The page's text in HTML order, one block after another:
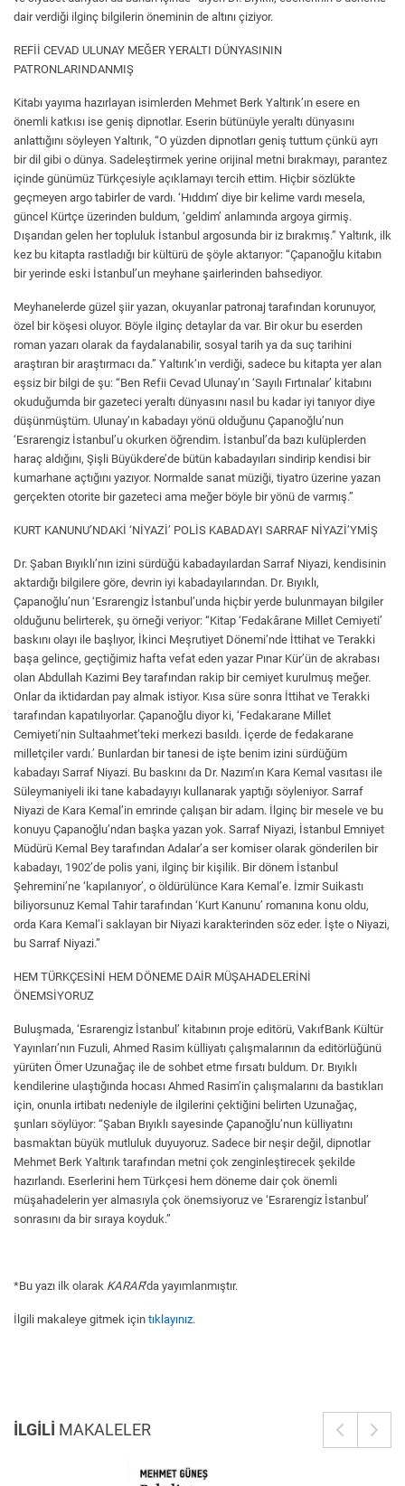
dair verdiği ilginç bilgilerin öneminin de altını çiziyor.
REFİİ CEVAD ULUNAY MEĞER YERALTI DÜNYASININ
PATRONLARINDANMIŞ
Kitabı yayıma hazırlayan isimlerden Mehmet Berk Yaltırık’ın esere en
önemli katkısı ise geniş dipnotlar. Eserin bütünüyle yeraltı dünyasını
anlattığını söyleyen Yaltırık, “O yüzden dipnotları geniş tuttum çünkü ayrı
bir dil gibi o dünya. Sadeleştirmek yerine orijinal metni bırakmayı, parantez
içinde günümüz Türkçesiyle açıklamayı tercih ettim. Hiçbir sözlükte
geçmeyen argo tabirler de vardı. ‘Hıddım’ diye bir kelime vardı mesela,
güncel Kürtçe üzerinden buldum, ‘geldim’ anlamında argoya girmiş.
Dışarıdan gelen her topluluk İstanbul argosunda bir iz bırakmış.” Yaltırık, ilk
kez bu kitapta rastladığı bir kültürü de şöyle aktarıyor: “Çapanoğlu kitabın
bir yerinde eski İstanbul’un meyhane şairlerinden bahsediyor.
Meyhanelerde güzel şiir yazan, okuyanlar patronaj tarafından korunuyor,
özel bir köşesi oluyor. Böyle ilginç detaylar da var. Bir okur bu eserden
roman yazarı olarak da faydalanabilir, sosyal tarih ya da suç tarihini
araştıran bir araştırmacı da.” Yaltırık’ın verdiği, sadece bu kitapta yer alan
eşsiz bir bilgi de şu: “Ben Refii Cevad Ulunay’ın ‘Sayılı Fırtınalar’ kitabını
okuduğumda bir gazeteci yeraltı dünyasını nasıl bu kadar iyi tanıyor diye
düşünmüştüm. Ulunay’ın kabadayı yönü olduğunu Çapanoğlu’nun
‘Esrarengiz İstanbul’u okurken öğrendim. İstanbul’da bazı kulüplerden
haraç aldığını, Şişli Büyükdere’de bütün kabadayıları sindirip kendisi bir
kumarhane açtığını yazıyor. Normalde sanat müziği, tiyatro üzerine yazan
gerçekten otorite bir gazeteci ama meğer böyle bir yönü de varmış.”
KURT KANUNU’NDAKİ ‘NİYAZİ’ POLİS KABADAYI SARRAF NİYAZİ’YMİŞ
Dr. Şaban Bıyıklı’nın izini sürdüğü kabadayılardan Sarraf Niyazi, kendisinin
aktardığı bilgilere göre, devrin iyi kabadayılarından. Dr. Bıyıklı,
Çapanoğlu’nun ‘Esrarengiz İstanbul’unda hiçbir yerde bulunmayan bilgiler
olduğunu belirterek, şu örneği veriyor: “Kitap ‘Fedakârane Millet Cemiyeti’
baskını olayı ile başlıyor, İkinci Meşrutiyet Dönemi’nde İttihat ve Terakki
başa gelince, geçtiğimiz hafta vefat eden yazar Pınar Kür’ün de akrabası
olan Abdullah Kazimi Bey tarafından rakip bir cemiyet kurulmuş meğer.
Onlar da iktidardan pay almak istiyor. Kısa süre sonra İttihat ve Terakki
tarafından kapatılıyorlar. Çapanoğlu diyor ki, ‘Fedakarane Millet
Cemiyeti’nin Sultaahmet’teki merkezi basıldı. İçerde de fedakarane
milletçiler vardı.’ Bunlardan bir tanesi de işte benim izini sürdüğüm
kabadayı Sarraf Niyazi. Bu baskını da Dr. Nazım’ın Kara Kemal vasıtası ile
Süleymaniyeli iki tane kabadayıyı kullanarak yaptığı söyleniyor. Sarraf
Niyazi de Kara Kemal’in emrinde çalışan bir adam. İlginç bir mesele ve bu
konuyu Çapanoğlu’ndan başka yazan yok. Sarraf Niyazi, İstanbul Emniyet
Müdürü Kemal Bey tarafından Adalar’a ser komiser olarak gönderilen bir
kabadayı, 1902’de polis yani, ilginç bir kişilik. Bir dönem İstanbul
Şehremini’ne ‘kapılanıyor’, o öldürülünce Kara Kemal’e. İzmir Suikastı
biliyorsunuz Kemal Tahir tarafından ‘Kurt Kanunu’ romanına konu oldu,
orda Kara Kemal’i saklayan bir Niyazi karakterinden söz eder. İşte o Niyazi,
bu Sarraf Niyazi.”
HEM TÜRKÇESİNİ HEM DÖNEME DAİR MÜŞAHADELERİNİ
ÖNEMSİYORUZ
Buluşmada, ‘Esrarengiz İstanbul’ kitabının proje editörü, VakıfBank Kültür
Yayınları’nın Fuzuli, Ahmed Rasim külliyatı çalışmalarının da editörlüğünü
yürüten Ömer Uzunağaç ile de sohbet etme fırsatı buldum. Dr. Bıyıklı
kendilerine ulaştığında hocası Ahmed Rasim’in çalışmalarını da bastıkları
için, onunla irtibatı nedeniyle de ilgilerini çektiğini belirten Uzunağaç,
şunları söylüyor: “Şaban Bıyıklı sayesinde Çapanoğlu’nun külliyatını
basmaktan büyük mutluluk duyuyoruz. Sadece bir neşir değil, dipnotlar
Mehmet Berk Yaltırık tarafından metni çok zenginleştirecek şekilde
hazırlandı. Eserlerini hem Türkçesi hem döneme dair çok önemli
müşahadelerin yer almasıyla çok önemsiyoruz ve ‘Esrarengiz İstanbul’
sonrasını da bir sıraya koyduk.”
*Bu yazı ilk olarak KARAR'da yayımlanmıştır.
İlgili makaleye gitmek için tıklayınız.
İLGİLİ MAKALELER